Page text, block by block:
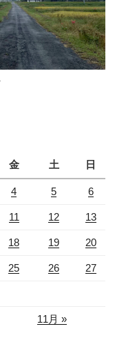
金 土 日
4 5 6
11 12 13
18 19 20
25 26 27
11月 »